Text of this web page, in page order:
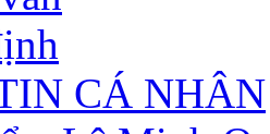
CÁ NHÂN